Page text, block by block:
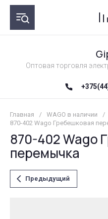
Оптовая торговля
Главная / WAGO в наличии
/
870-402 Wago Гребешковая
870-402 Wago
перемычка
Предыдущий